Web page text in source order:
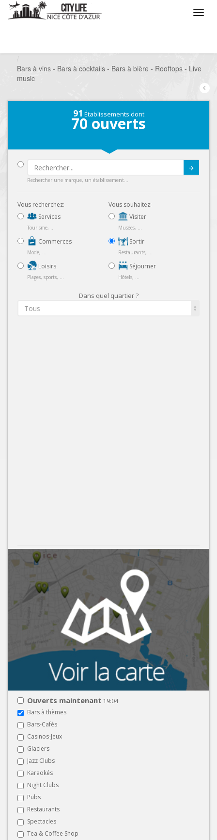
Bars à vins - Bars à cocktails - Bars à bière - Rooftops - Live
music
91 Établissements dont
70 ouverts
Rechercher une marque, un établissement...
Vous recherchez:
Services
Tourisme, ...
Commerces
Mode, ...
Loisirs
Plages, sports, ...
Vous souhaitez:
Visiter
Musées, ...
Sortir
Restaurants, ...
Séjourner
Hôtels, ...
Dans quel quartier ?
Tous
Ouverts maintenant 19:04
Bars à thèmes
Bars-Cafés
Casinos-Jeux
Glaciers
Jazz Clubs
Karaokés
Night Clubs
Pubs
Restaurants
Spectacles
Tea & Coffee Shop